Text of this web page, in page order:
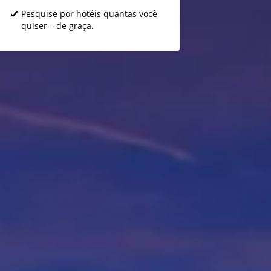
Pesquise por hotéis quantas você
quiser – de graça.